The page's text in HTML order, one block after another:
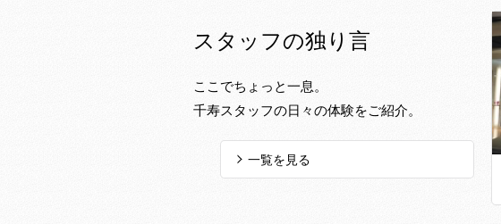
スタッフの独り言
ここでちょっと一息。
千寿スタッフの日々の体験をご紹介。
一覧を見る